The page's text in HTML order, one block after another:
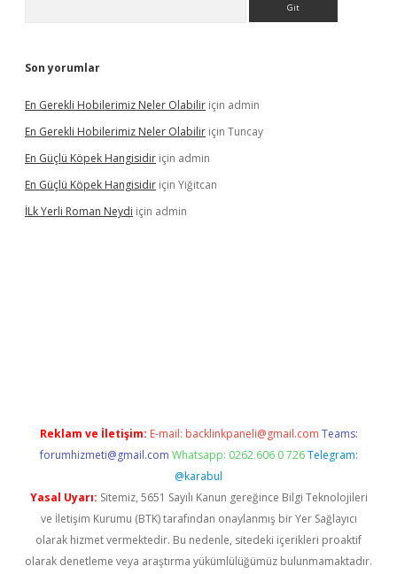
Son yorumlar
En Gerekli Hobilerimiz Neler Olabilir için admin
En Gerekli Hobilerimiz Neler Olabilir için Tuncay
En Güçlü Köpek Hangisidir için admin
En Güçlü Köpek Hangisidir için Yiğitcan
İLk Yerli Roman Neydi için admin
Reklam ve İletişim: E-mail: backlinkpaneli@gmail.com Teams:
forumhizmeti@gmail.com Whatsapp: 0262 606 0 726 Telegram:
@karabul
Yasal Uyarı: Sitemiz, 5651 Sayılı Kanun gereğince Bilgi Teknolojileri
ve İletişim Kurumu (BTK) tarafından onaylanmış bir Yer Sağlayıcı
olarak hizmet vermektedir. Bu nedenle, sitedeki içerikleri proaktif
olarak denetleme veya araştırma yükümlülüğümüz bulunmamaktadır.